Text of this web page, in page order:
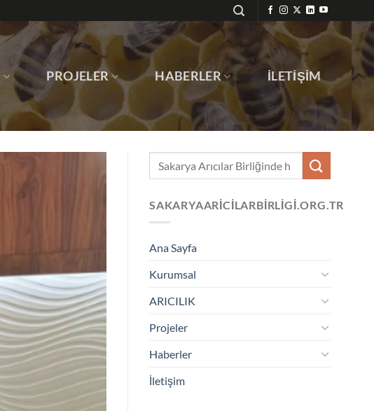
PROJELER HABERLER İLETIŞIM
SAKARYAARICILARBIRLIGI.ORG.TR
Ana Sayfa
Kurumsal
ARICILIK
Projeler
Haberler
İletişim